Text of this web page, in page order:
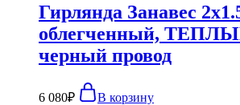
Гирлянда Занавес
облегченный,
черный провод
6 080₽ В корзину